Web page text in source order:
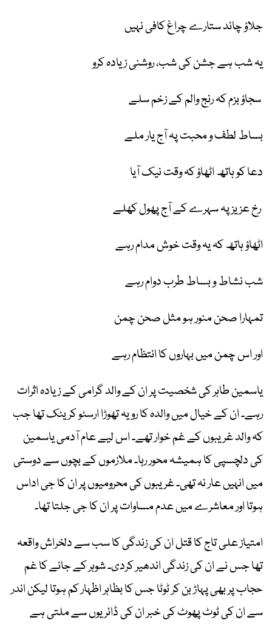
‎یاسمین طاہر کی شخصیت پر ان کے والد گرامی کے زیادہ اثرات
رہے۔ ان کے خیال میں والدہ کا رویہ تھوڑا ارسٹو کریٹک تھا جب
کہ والد غریبوں کے غم خوار تھے۔ اس لیے عام آدمی یاسمین
کی دلچسپی کا ہمیشہ محور رہا۔ ملازموں کے بچوں سے دوستی
میں انہیں عار نہ تھی۔ غریبوں کی محرومیوں پر ان کا جی اداس
ہوتا اور معاشرے میں عدم مساوات پر ان کا جی جلتا تھا۔
‎امتیاز علی تاج کا قتل ان کی زندگی کا سب سے دلخراش واقعہ
تھا جس نے ان کی زندگی اندھیر کردی۔ شوہر کے جانے کا غم
حجاب پر بھی پہاڑ بن کر ٹوٹا جس کا بظاہر اظہار کم ہوتا لیکن اندر
سے ان کی ٹوٹ پھوٹ کی خبر ان کی ڈائریوں سے ملتی ہے